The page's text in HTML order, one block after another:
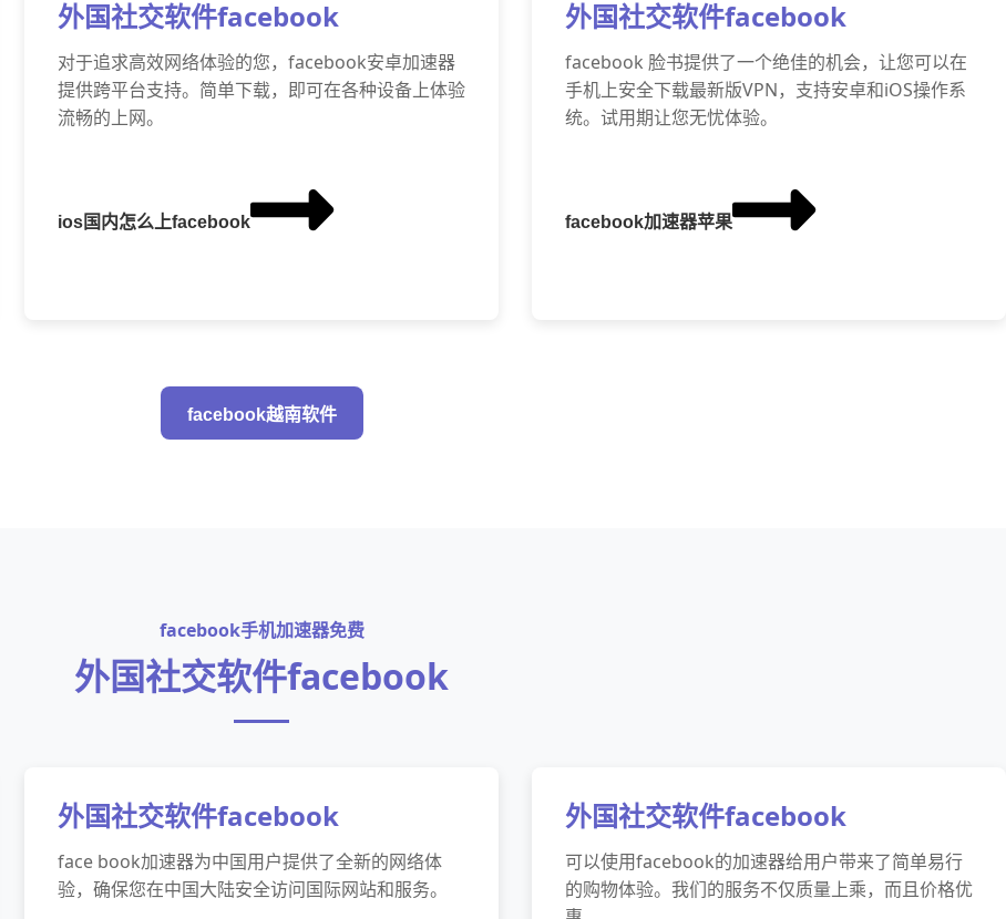
外国社交软件facebook
对于追求高效网络体验的您，facebook安卓加速器
提供跨平台支持。简单下载，即可在各种设备上体验
流畅的上网。
ios国内怎么上facebook
外国社交软件facebook
facebook 脸书提供了一个绝佳的机会，让您可以在
手机上安全下载最新版VPN，支持安卓和iOS操作系
统。试用期让您无忧体验。
facebook加速器苹果
facebook越南软件
facebook手机加速器免费
外国社交软件facebook
外国社交软件facebook
face book加速器为中国用户提供了全新的网络体
验，确保您在中国大陆安全访问国际网站和服务。
外国社交软件facebook
可以使用facebook的加速器给用户带来了简单易行
的购物体验。我们的服务不仅质量上乘，而且价格优